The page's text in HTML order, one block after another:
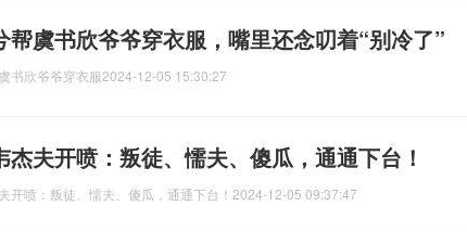
帮虞书欣爷爷穿衣服，嘴里还念叨着“别冷了”
书欣爷爷穿衣服2024-12-05 15:30:27
杰夫开喷：叛徒、懦夫、傻瓜，通通下台！
开喷：叛徒、懦夫、傻瓜，通通下台！ 2024-12-05 09:37:47